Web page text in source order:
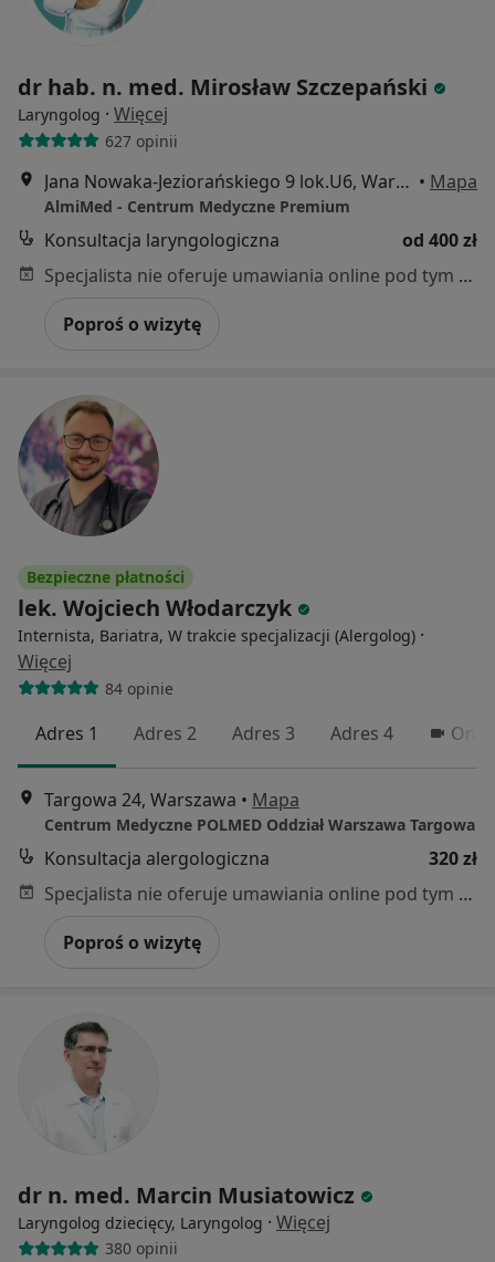
dr hab. n. med. Mirosław Szczepański
Laryngolog · Więcej
627 opinii
Jana Nowaka-Jeziorańskiego 9 lok.U6, Warszawa • Mapa
AlmiMed - Centrum Medyczne Premium
Konsultacja laryngologiczna
od 400 zł
Specjalista nie oferuje umawiania online pod tym adresem.
Poproś o wizytę
Bezpieczne płatności
lek. Wojciech Włodarczyk
Internista, Bariatra, W trakcie specjalizacji (Alergolog) ·
Więcej
84 opinie
Adres 1 Adres 2 Adres 3 Adres 4
Targowa 24, Warszawa • Mapa
Centrum Medyczne POLMED Oddział Warszawa Targowa
Konsultacja alergologiczna
320 zł
Specjalista nie oferuje umawiania online pod tym adresem.
Poproś o wizytę
dr n. med. Marcin Musiatowicz
Laryngolog dziecięcy, Laryngolog · Więcej
380 opinii